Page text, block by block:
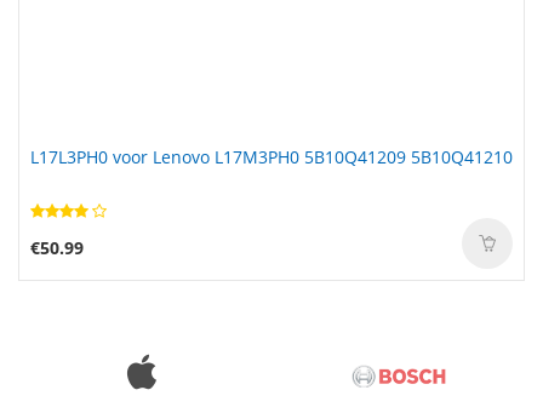
L17L3PH0 voor Lenovo L17M3PH0 5B10Q41209 5B10Q41210
€50.99